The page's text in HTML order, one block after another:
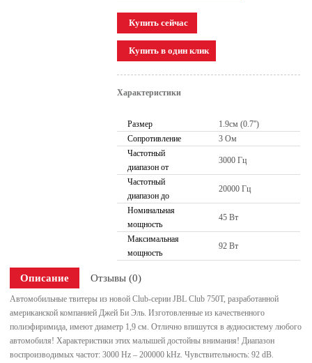
Характеристики
Размер
1.9см (0.7'')
Сопротивление
3 Ом
Частотный
диапазон от
3000 Гц
Частотный
диапазон до
20000 Гц
Номинальная
мощность
45 Вт
Максимальная
мощность
92 Вт
Описание Отзывы (0)
Автомобильные твитеры из новой Club-серии JBL Club 750T, разработанной
американской компанией Джей Би Эль. Изготовленные из качественного
полиэфиримида, имеют диаметр 1,9 см. Отлично впишутся в аудиосистему любого
автомобиля! Характеристики этих малышей достойны внимания! Диапазон
воспроизводимых частот: 3000 Hz – 200000 kHz. Чувствительность: 92 dB.